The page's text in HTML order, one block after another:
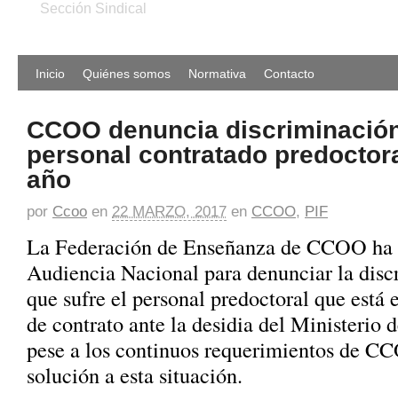
Sección Sindical
Inicio Quiénes somos Normativa Contacto
CCOO denuncia
personal contratado
año
por Ccoo en 22 MARZO, 2017 en CCOO, PIF
La Federación de Enseñanza de CCOO
Audiencia Nacional para denunciar la
que sufre el personal predoctoral que está
de contrato ante la desidia del Ministerio
pese a los continuos requerimientos de
solución a esta situación.